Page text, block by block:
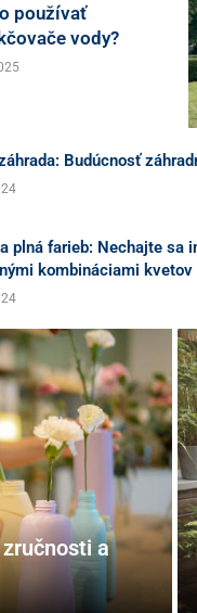
používať
vody?
Budúcnosť
plná farieb: Nechajte sa
kombináciami kvetov
a